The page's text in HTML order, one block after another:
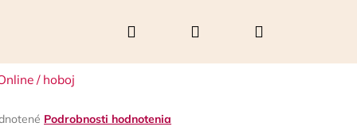
Hľadať PrihlásenieNákupný
/ hoboj
Podrobnosti hodnotenia